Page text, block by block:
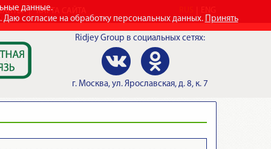
данные.
согласие на обработку персональных данных. Принять
КАРТА САЙТА
Ridjey Group в социальных сетях:
г. Москва, ул. Ярославская, д. 8, к. 7